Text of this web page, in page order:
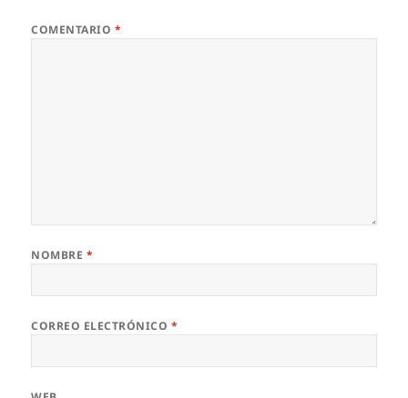
COMENTARIO *
NOMBRE *
CORREO ELECTRÓNICO *